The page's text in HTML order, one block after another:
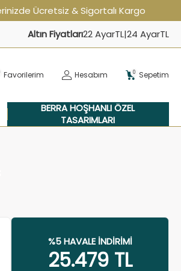
Ücretsiz & Sigortalı Kargo
Altın Fiyatları22 AyarTL|24 AyarTL
Favorilerim Hesabım 0 Sepetim
BERRA HOŞHANLI ÖZEL
TASARIMLARI
%5 HAVALE İNDIRIMI
25.479 TL